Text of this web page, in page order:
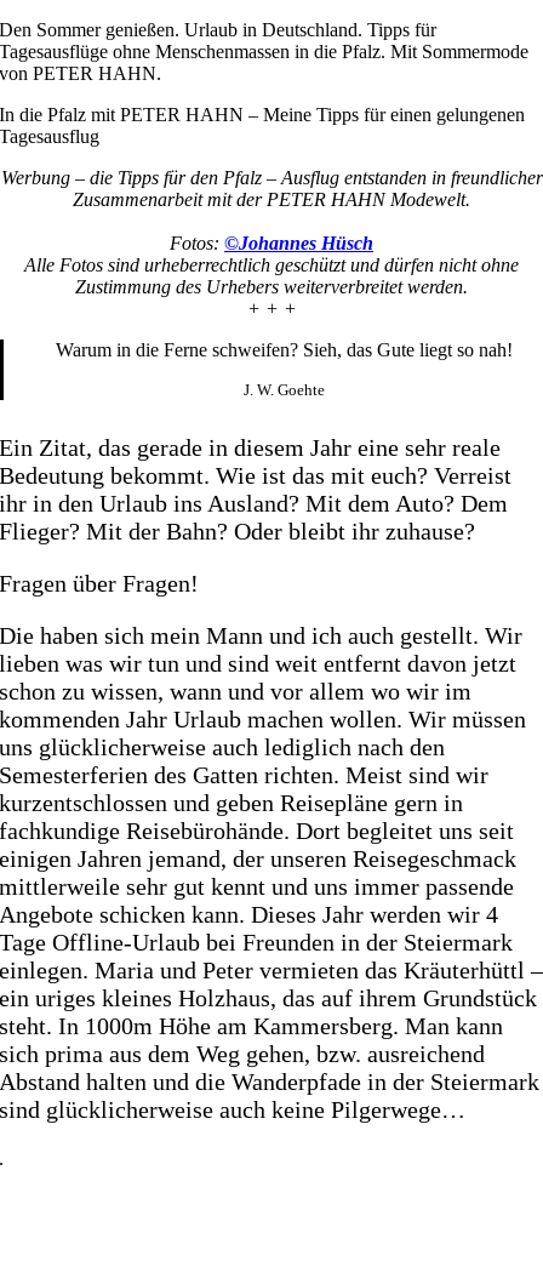
Den Sommer genießen. Urlaub in Deutschland. Tipps für
Tagesausflüge ohne Menschenmassen in die Pfalz. Mit Sommermode
von PETER HAHN.
In die Pfalz mit PETER HAHN – Meine Tipps für einen gelungenen
Tagesausflug
Werbung – die Tipps für den Pfalz – Ausflug entstanden in freundlicher
Zusammenarbeit mit der PETER HAHN Modewelt.
Fotos: ©Johannes Hüsch
Alle Fotos sind urheberrechtlich geschützt und dürfen nicht ohne
Zustimmung des Urhebers weiterverbreitet werden.
+ + +
Warum in die Ferne schweifen? Sieh, das Gute liegt so nah!
J. W. Goehte
Ein Zitat, das gerade in diesem Jahr eine sehr reale
Bedeutung bekommt. Wie ist das mit euch? Verreist
ihr in den Urlaub ins Ausland? Mit dem Auto? Dem
Flieger? Mit der Bahn? Oder bleibt ihr zuhause?
Fragen über Fragen!
Die haben sich mein Mann und ich auch gestellt. Wir
lieben was wir tun und sind weit entfernt davon jetzt
schon zu wissen, wann und vor allem wo wir im
kommenden Jahr Urlaub machen wollen. Wir müssen
uns glücklicherweise auch lediglich nach den
Semesterferien des Gatten richten. Meist sind wir
kurzentschlossen und geben Reisepläne gern in
fachkundige Reisebürohände. Dort begleitet uns seit
einigen Jahren jemand, der unseren Reisegeschmack
mittlerweile sehr gut kennt und uns immer passende
Angebote schicken kann. Dieses Jahr werden wir 4
Tage Offline-Urlaub bei Freunden in der Steiermark
einlegen. Maria und Peter vermieten das Kräuterhüttl –
ein uriges kleines Holzhaus, das auf ihrem Grundstück
steht. In 1000m Höhe am Kammersberg. Man kann
sich prima aus dem Weg gehen, bzw. ausreichend
Abstand halten und die Wanderpfade in der Steiermark
sind glücklicherweise auch keine Pilgerwege…
.